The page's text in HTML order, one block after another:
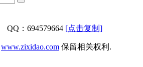
QQ：694579664 [点击复制]
www.zixidao.com 保留相关权利.